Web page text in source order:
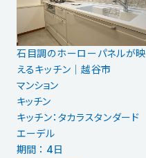
石目調のホーローパネルが映
えるキッチン｜越谷市
マンション
キッチン
キッチン：タカラスタンダード
エーデル
期間 ： 4日